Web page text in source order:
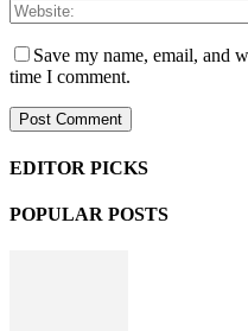
Save my name, email, and
time I comment.
EDITOR PICKS
POPULAR POSTS